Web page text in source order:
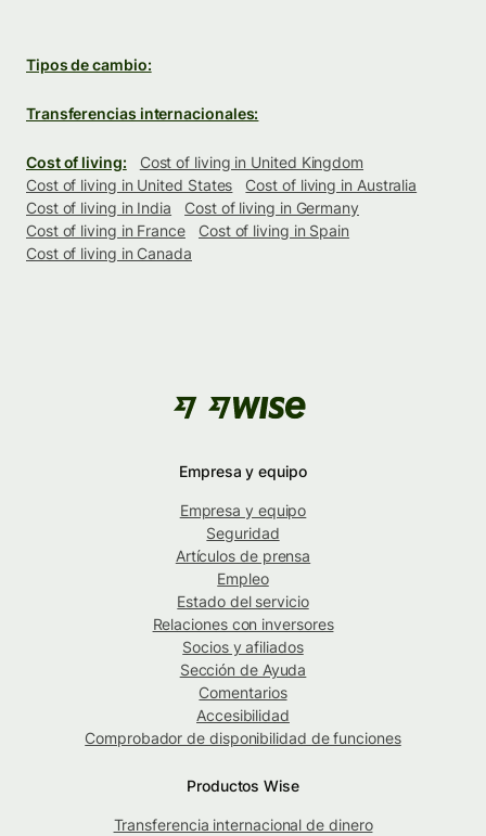
Tipos de cambio:
Transferencias internacionales:
Cost of living:
Cost of living in United Kingdom
Cost of living in United States
Cost of living in Australia
Cost of living in India
Cost of living in Germany
Cost of living in France
Cost of living in Spain
Cost of living in Canada
Empresa y equipo
Empresa y equipo
Seguridad
Artículos de prensa
Empleo
Estado del servicio
Relaciones con inversores
Socios y afiliados
Sección de Ayuda
Comentarios
Accesibilidad
Comprobador de disponibilidad de funciones
Productos Wise
Transferencia internacional de dinero